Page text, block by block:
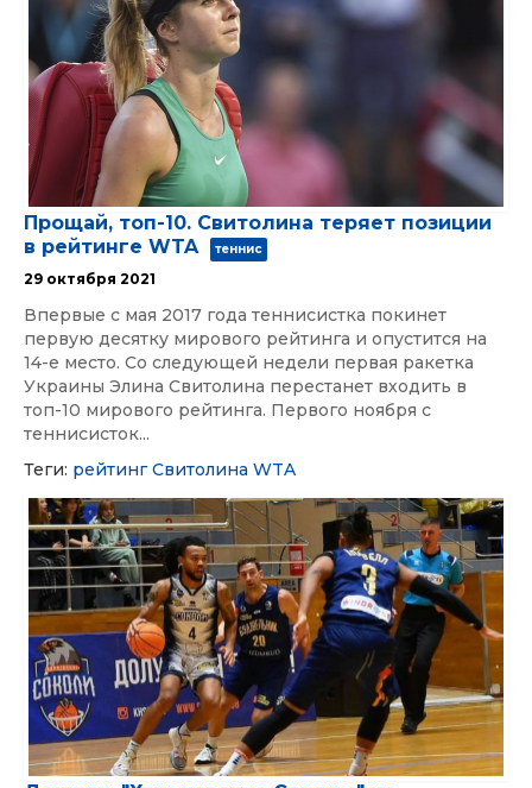
Прощай, топ-10. Свитолина теряет позиции
в рейтинге WTA
теннис
29 октября 2021
Впервые с мая 2017 года теннисистка покинет
первую десятку мирового рейтинга и опустится на
14-е место. Со следующей недели первая ракетка
Украины Элина Свитолина перестанет входить в
топ-10 мирового рейтинга. Первого ноября с
теннисисток...
Теги: рейтинг Свитолина WTA